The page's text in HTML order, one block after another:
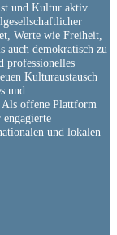
und Kultur aktiv
Werte wie Freiheit,
auch demokratisch zu
professionelles
Kulturaustausch
und
Als offene Plattform
und lokalen